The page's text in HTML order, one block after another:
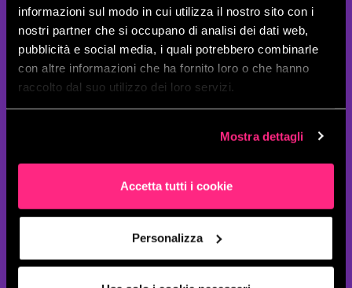
informazioni sul modo in cui utilizza il nostro sito con i
nostri partner che si occupano di analisi dei dati web,
pubblicità e social media, i quali potrebbero combinarle
con altre informazioni che ha fornito loro o che hanno
raccolto dal suo utilizzo dei loro servizi.
Mostra dettagli
Accetta tutti i cookie
Personalizza